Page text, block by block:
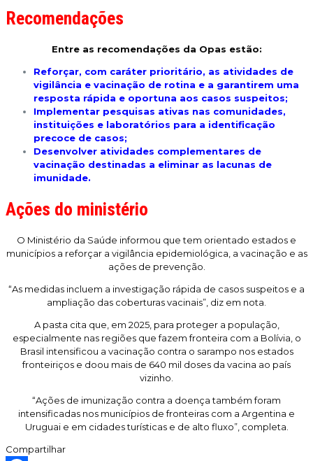
Recomendações
Entre as recomendações da Opas estão:
Reforçar, com caráter prioritário, as atividades de
vigilância e vacinação de rotina e a garantirem uma
resposta rápida e oportuna aos casos suspeitos;
Implementar pesquisas ativas nas comunidades,
instituições e laboratórios para a identificação
precoce de casos;
Desenvolver atividades complementares de
vacinação destinadas a eliminar as lacunas de
imunidade.
Ações do ministério
O Ministério da Saúde informou que tem orientado estados e
municípios a reforçar a vigilância epidemiológica, a vacinação e as
ações de prevenção.
“As medidas incluem a investigação rápida de casos suspeitos e a
ampliação das coberturas vacinais”, diz em nota.
A pasta cita que, em 2025, para proteger a população,
especialmente nas regiões que fazem fronteira com a Bolívia, o
Brasil intensificou a vacinação contra o sarampo nos estados
fronteiriços e doou mais de 640 mil doses da vacina ao país
vizinho.
“Ações de imunização contra a doença também foram
intensificadas nos municípios de fronteiras com a Argentina e
Uruguai e em cidades turísticas e de alto fluxo”, completa.
Compartilhar